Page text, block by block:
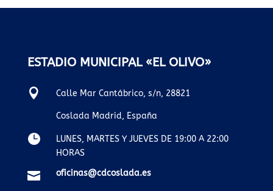
ESTADIO MUNICIPAL «EL OLIVO»
 Calle Mar Cantábrico, s/n, 28821
Coslada Madrid, España

LUNES, MARTES Y JUEVES DE 19:00 A 22:00
HORAS
 oficinas@cdcoslada.es